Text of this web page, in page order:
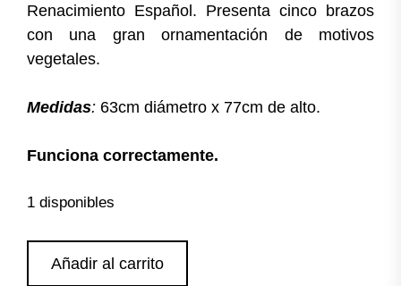
Renacimiento Español. Presenta cinco brazos
con una gran ornamentación de motivos
vegetales.
Medidas: 63cm diámetro x 77cm de alto.
Funciona correctamente.
1 disponibles
Añadir al carrito